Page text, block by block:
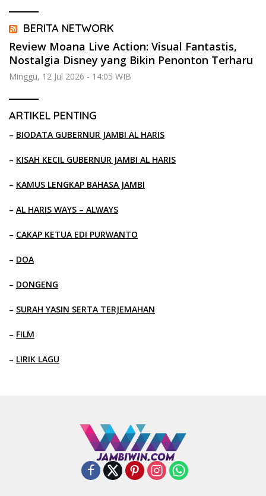
BERITA NETWORK
Review Moana Live Action: Visual Fantastis,
Nostalgia Disney yang Bikin Penonton Terharu
Minggu, 12 Jul 2026 - 14:05 WIB
ARTIKEL PENTING
– BIODATA GUBERNUR JAMBI AL HARIS
– KISAH KECIL GUBERNUR JAMBI AL HARIS
– KAMUS LENGKAP BAHASA JAMBI
– AL HARIS WAYS – ALWAYS
– CAKAP KETUA EDI PURWANTO
– DOA
– DONGENG
– SURAH YASIN SERTA TERJEMAHAN
– FILM
– LIRIK LAGU